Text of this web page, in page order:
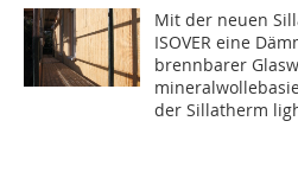
Mit der neuen
ISOVER eine
brennbarer
der Sillatherm